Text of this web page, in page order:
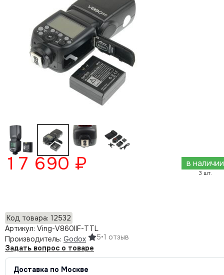
17 690 ₽ в наличии
3 шт.
Код товара: 12532
Артикул: Ving-V860IIF-TTL
Производитель: Godox 5•1 отзыв
Задать вопрос о товаре
Доставка по Москве